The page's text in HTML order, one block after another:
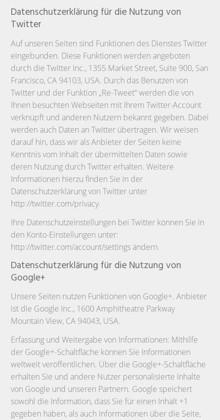
Datenschutzerklärung für die Nutzung von
Twitter
Auf unseren Seiten sind Funktionen des Dienstes Twitter
eingebunden. Diese Funktionen werden angeboten
durch die Twitter Inc., 1355 Market Street, Suite 900, San
Francisco, CA 94103, USA. Durch das Benutzen von
Twitter und der Funktion „Re-Tweet“ werden die von
Ihnen besuchten Webseiten mit Ihrem Twitter-Account
verknüpft und anderen Nutzern bekannt gegeben. Dabei
werden auch Daten an Twitter übertragen. Wir weisen
darauf hin, dass wir als Anbieter der Seiten keine
Kenntnis vom Inhalt der übermittelten Daten sowie
deren Nutzung durch Twitter erhalten. Weitere
Informationen hierzu finden Sie in der
Datenschutzerklärung von Twitter unter
http://twitter.com/privacy.
Ihre Datenschutzeinstellungen bei Twitter können Sie in
den Konto-Einstellungen unter:
http://twitter.com/account/settings ändern.
Datenschutzerklärung für die Nutzung von
Google+
Unsere Seiten nutzen Funktionen von Google+. Anbieter
ist die Google Inc., 1600 Amphitheatre Parkway
Mountain View, CA 94043, USA.
Erfassung und Weitergabe von Informationen: Mithilfe
der Google+-Schaltfläche können Sie Informationen
weltweit veröffentlichen. Über die Google+-Schaltfläche
erhalten Sie und andere Nutzer personalisierte Inhalte
von Google und unseren Partnern. Google speichert
sowohl die Information, dass Sie für einen Inhalt +1
gegeben haben, als auch Informationen über die Seite,